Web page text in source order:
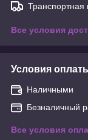
Транспортная
Все условия
Условия
Наличными
Безналичный
Все условия